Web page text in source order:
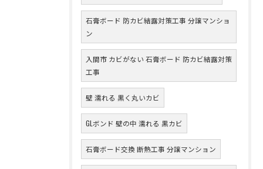
石膏ボード 防カビ結露対策工事 分譲マンショ
ン
入間市 カビがない 石膏ボード 防カビ結露対策
工事
壁 濡れる 黒く丸いカビ
GLボンド 壁の中 濡れる 黒カビ
石膏ボード交換 断熱工事 分譲マンション